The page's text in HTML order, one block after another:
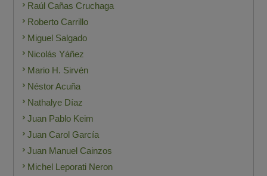
Raúl Cañas Cruchaga
Roberto Carrillo
Miguel Salgado
Nicolás Yáñez
Mario H. Sirvén
Néstor Acuña
Nathalye Díaz
Juan Pablo Keim
Juan Carol García
Juan Manuel Cainzos
Michel Leporati Neron